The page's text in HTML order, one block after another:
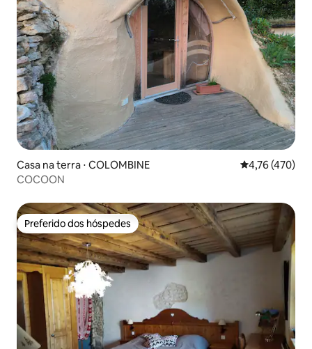
Casa na terra ⋅ COLOMBINE 4,76 de uma
4,76 (470)
COCOON
Preferido dos hóspedes
Preferido dos hóspedes